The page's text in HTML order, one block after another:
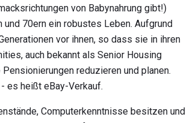
von Babynahrung gibt!)
70ern ein robustes Leben. Aufgrund
vor ihnen, so dass sie in ihren
auch bekannt als Senior Housing
reduzieren und planen.
es heißt eBay-Verkauf.
Computerkenntnisse besitzen und